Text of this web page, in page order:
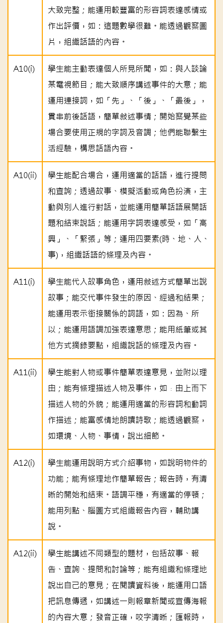
大致完整；能運用較豐富的形容詞表達感情或
作出評價，如：這題數學很難。能透過觀察圖
片，組織話語的內容。
A10(i)
學生能主動表達個人所見所聞，如：與人談論
某電視節目；能大致順序講述事件的大意；能
運用連接詞，如「先」、「後」、「最後」，
貫串前後話語，簡單敍述事情；開始察覺某些
場合要使用正規的字詞及音調；他們能聯繫生
活經驗，構思話語內容。
A10(ii)
學生能配合場合，運用適當的話語，進行提問
和查詢；透過故事、模擬活動或角色扮演，主
動與別人進行對話，並能運用簡單話語展開話
題和結束說話；能運用字詞表達感受，如「高
興」、「緊張」等；運用四要素(時、地、人、
事)，組織話語的條理及內容。
A11(i)
學生能代入故事角色，運用敍述方式簡單出說
故事；能交代事件發生的原因、經過和結果；
能運用表示銜接關係的詞語，如：因為、所
以；能運用語調加強表達意思；能用紙筆或其
他方式摘錄要點，組織說話的條理及內容。
A11(ii)
學生能對人物或事件簡單表達意見，並附以理
由；能有條理描述人物及事件，如﹕由上而下
描述人物的外貌；能運用適當的形容詞和動詞
作描述；能富感情地朗讀詩歌；能透過觀察，
如環境、人物、事情，說出細節。
A12(i)
學生能運用說明方式介紹事物，如說明物件的
功能；能有條理地作簡單報告；報告時，有清
晰的開始和結束。語調平穩，有適當的停頓；
能用列點、腦圖方式組織報告內容，輔助講
說。
A12(ii)
學生能講述不同類型的題材，包括故事、報
告、查詢、提問和討論等；能有組織和條理地
說出自己的意見；在閱讀資料後，能運用口語
把訊息傳遞，如講述一則報章新聞或宣傳海報
的內容大意；發音正確，咬字清晰；匯報時，